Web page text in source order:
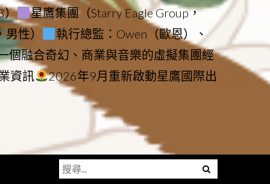
）
星鷹集團（Starry Eagle Group，
性）
執行總監：Owen（歐恩）、
個融合奇幻、商業與音樂的虛擬集團經
資訊
2026年9月重新啟動星鷹國際出
Menu
搜